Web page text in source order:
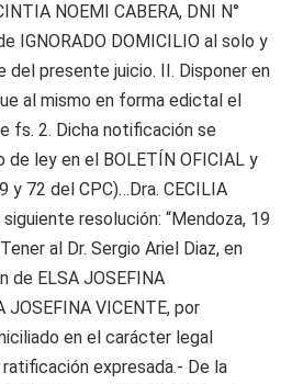
NOEMI CABERA, DNI N°
IGNORADO DOMICILIO al solo y
presente juicio. II. Disponer en
al mismo en forma edictal el
fs. 2. Dicha notificación se
ley en el BOLETÍN OFICIAL y
y 72 del CPC)…Dra. CECILIA
siguiente resolución: “Mendoza, 19
al Dr. Sergio Ariel Diaz, en
de ELSA JOSEFINA
JOSEFINA VICENTE, por
en el carácter legal
expresada.- De la